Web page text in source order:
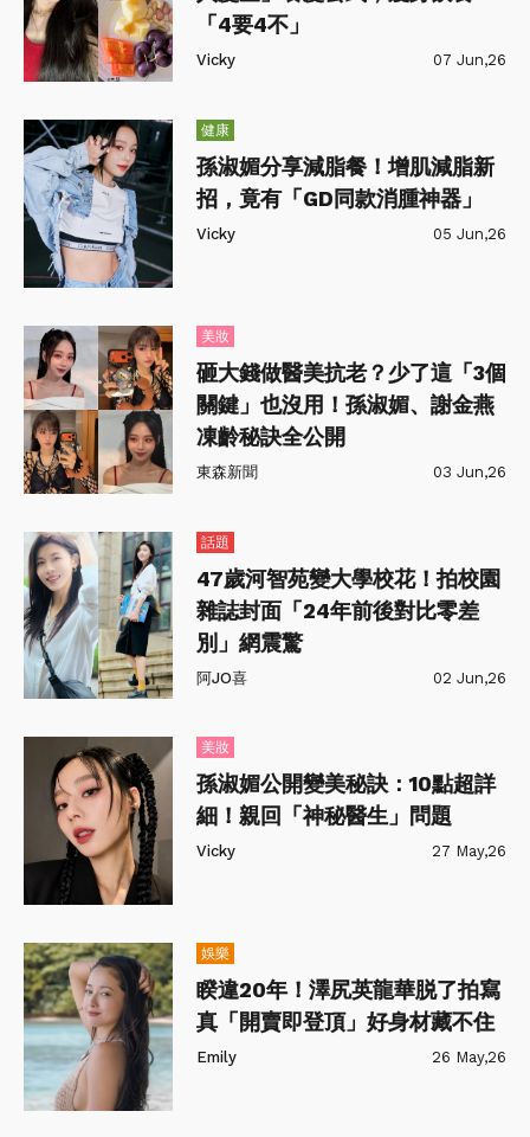
「4要4不」
Vicky 07 Jun,26
健康
孫淑媚分享減脂餐！增肌減脂新
招，竟有「GD同款消腫神器」
Vicky 05 Jun,26
美妝
砸大錢做醫美抗老？少了這「3個
關鍵」也沒用！孫淑媚、謝金燕
凍齡秘訣全公開
東森新聞 03 Jun,26
話題
47歲河智苑變大學校花！拍校園
雜誌封面「24年前後對比零差
別」網震驚
阿JO喜 02 Jun,26
美妝
孫淑媚公開變美秘訣：10點超詳
細！親回「神秘醫生」問題
Vicky 27 May,26
娛樂
睽違20年！澤尻英龍華脱了拍寫
真「開賣即登頂」好身材藏不住
Emily 26 May,26